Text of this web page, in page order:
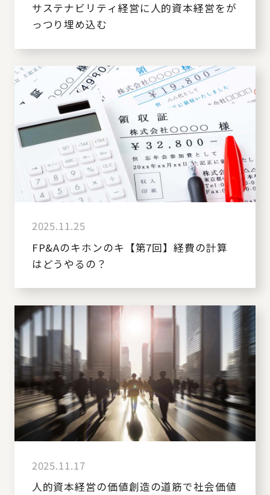
サステナビリティ経営に人的資本経営をが
っつり埋め込む
2025.11.25
FP&Aのキホンのキ【第7回】経費の計算
はどうやるの？
2025.11.17
人的資本経営の価値創造の道筋で社会価値